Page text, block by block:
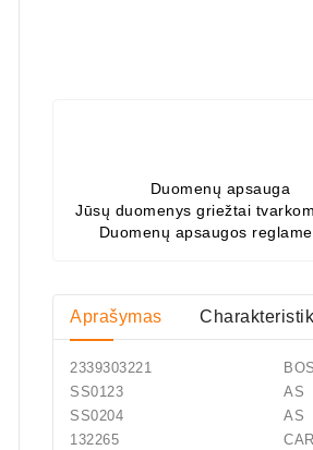
Duomenų apsauga
Jūsų duomenys griežtai
Duomenų apsaugos
Aprašymas
2339303221
SS0123
SS0204
AS
AS
132265